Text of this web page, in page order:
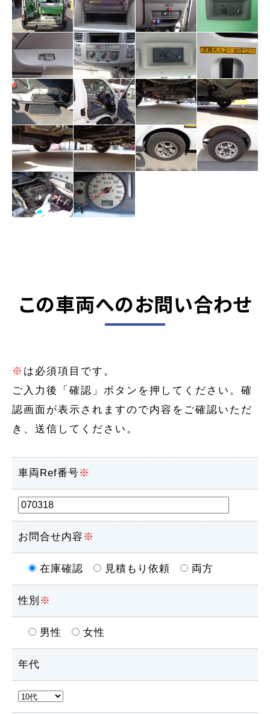
この車両へのお問い合わせ
※ は必須項目です。
ご入力後「確認」ボタンを押してください。確
認画面が表示されますので内容をご確認いただ
き、送信してください。
車両Ref番号※
お問合せ内容 ※
在庫確認 見積もり依頼 両方
性別 ※
男性 女性
年代